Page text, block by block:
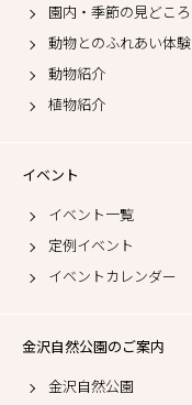
園内・季節の見どころ
動物とのふれあい体験
動物紹介
植物紹介
イベント
イベント一覧
定例イベント
イベントカレンダー
金沢自然公園のご案内
金沢自然公園